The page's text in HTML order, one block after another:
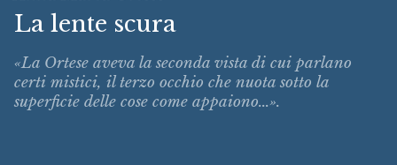
La lente scura
«La Ortese aveva la seconda vista di cui parlano
certi mistici, il terzo occhio che nuota sotto la
superficie delle cose come appaiono...».